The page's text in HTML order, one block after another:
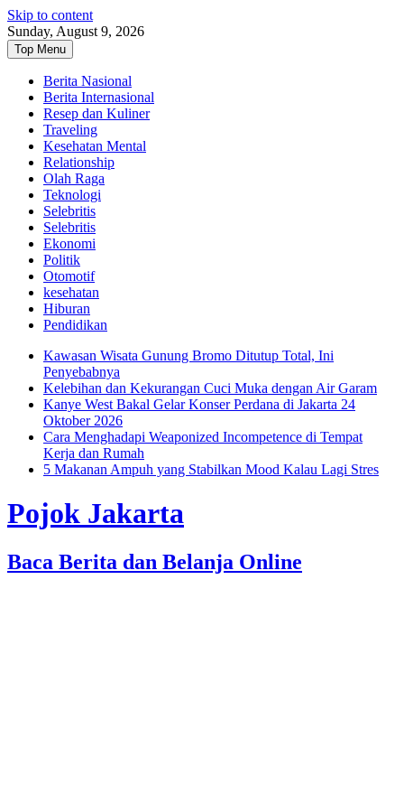
Skip to content
Sunday, August 9, 2026
Top Menu
Berita Nasional
Berita Internasional
Resep dan Kuliner
Traveling
Kesehatan Mental
Relationship
Olah Raga
Teknologi
Selebritis
Selebritis
Ekonomi
Politik
Otomotif
kesehatan
Hiburan
Pendidikan
Kawasan Wisata Gunung Bromo Ditutup Total, Ini
Penyebabnya
Kelebihan dan Kekurangan Cuci Muka dengan Air Garam
Kanye West Bakal Gelar Konser Perdana di Jakarta 24
Oktober 2026
Cara Menghadapi Weaponized Incompetence di Tempat
Kerja dan Rumah
5 Makanan Ampuh yang Stabilkan Mood Kalau Lagi Stres
Pojok Jakarta
Baca Berita dan Belanja Online